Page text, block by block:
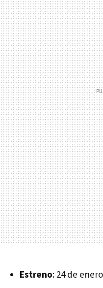
Estreno: 24 de